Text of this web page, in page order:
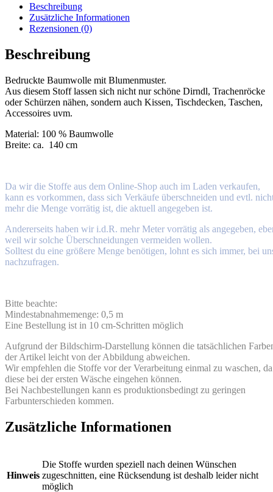
Beschreibung
Zusätzliche Informationen
Rezensionen (0)
Beschreibung
Bedruckte Baumwolle mit Blumenmuster.
Aus diesem Stoff lassen sich nicht nur schöne Dirndl, Trachenröcke
oder Schürzen nähen, sondern auch Kissen, Tischdecken, Taschen,
Accessoires uvm.
Material: 100 % Baumwolle
Breite: ca. 140 cm
Da wir die Stoffe aus dem Online-Shop auch im Laden verkaufen,
kann es vorkommen, dass sich Verkäufe überschneiden und evtl.
mehr die Menge vorrätig ist, die aktuell angegeben ist.
Andererseits haben wir i.d.R. mehr Meter vorrätig als angegeben,
weil wir solche Überschneidungen vermeiden wollen.
Solltest du eine größere Menge benötigen, lohnt es sich immer, bei
nachzufragen.
Bitte beachte:
Mindestabnahmemenge: 0,5 m
Eine Bestellung ist in 10 cm-Schritten möglich
Aufgrund der Bildschirm-Darstellung können die tatsächlichen
der Artikel leicht von der Abbildung abweichen.
Wir empfehlen die Stoffe vor der Verarbeitung einmal zu waschen, da
diese bei der ersten Wäsche eingehen können.
Bei Nachbestellungen kann es produktionsbedingt zu geringen
Farbunterschieden kommen.
Zusätzliche Informationen
Hinweis
Die Stoffe wurden speziell nach deinen Wünschen
zugeschnitten, eine Rücksendung ist deshalb leider nicht
möglich